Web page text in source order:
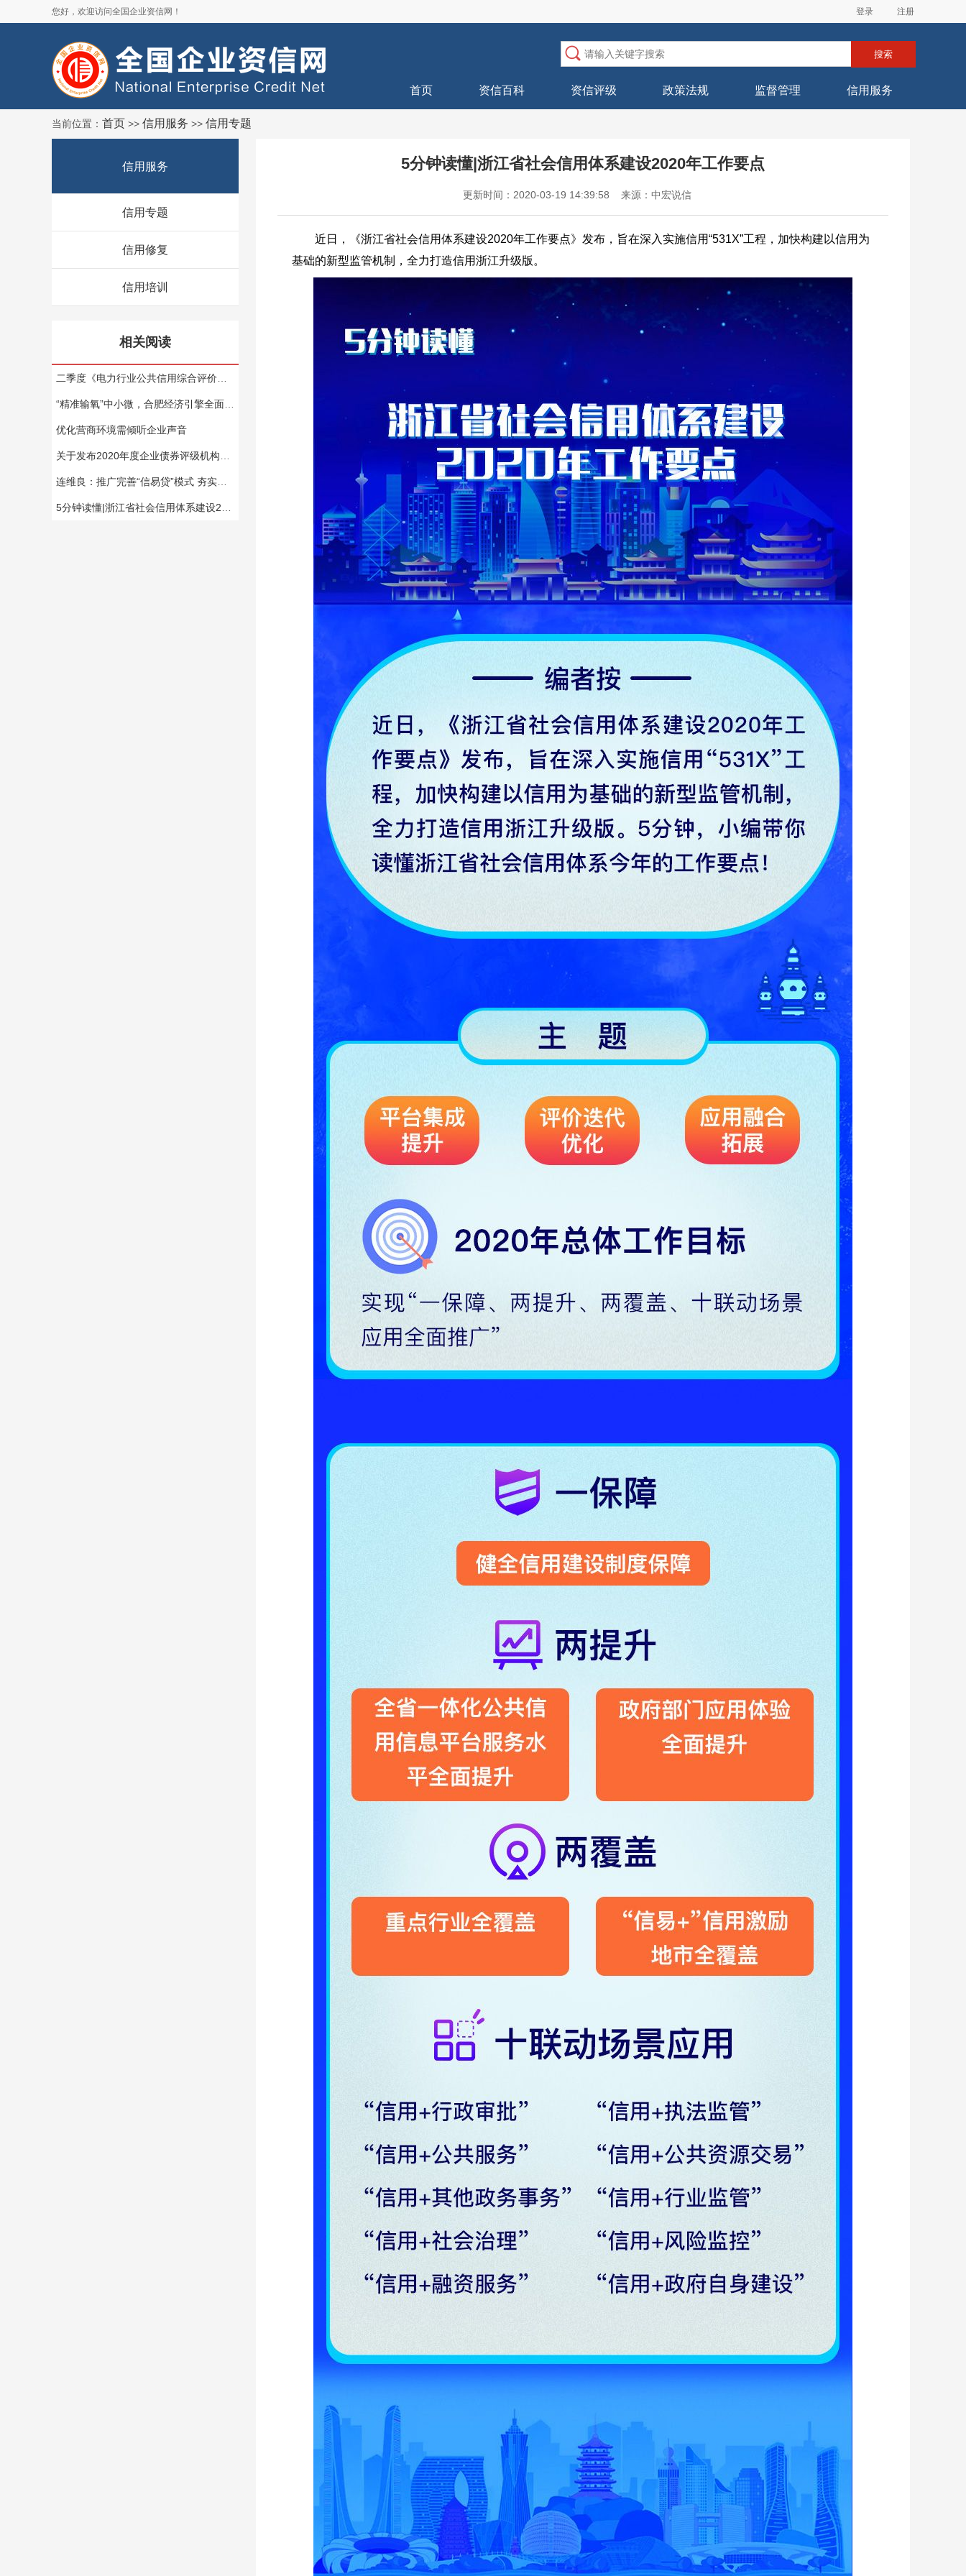
您好，欢迎访问全国企业资信网！ 登录 注册
搜索
首页 资信百科 资信评级 政策法规 监督管理 信用服务
当前位置： 首页 >> 信用服务 >> 信用专题
信用服务
信用专题
信用修复
信用培训
相关阅读
优化营商环境需倾听企业声音
5分钟读懂|浙江省社会信用体系建设2020年工作要点
更新时间：2020-03-19 14:39:58 来源：中宏说信
近日，《浙江省社会信用体系建设2020年工作要点》发布，旨在深入实施信用“531X”工程，加快构建以信用为
基础的新型监管机制，全力打造信用浙江升级版。